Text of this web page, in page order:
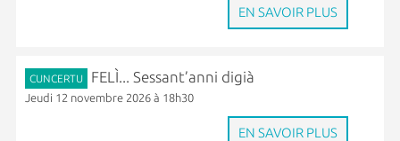
EN SAVOIR PLUS
CUNCERTU FELÌ... Sessant’anni digià
Jeudi 12 novembre 2026 à 18h30
EN SAVOIR PLUS